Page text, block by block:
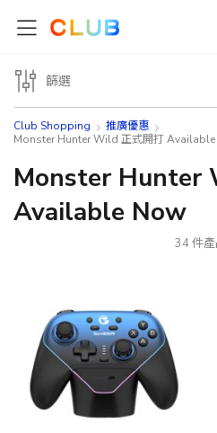
Club Shopping
推廣優惠
Monster Hunter Wild 正式開打
Monster Hunter
Available Now
34件
篩選